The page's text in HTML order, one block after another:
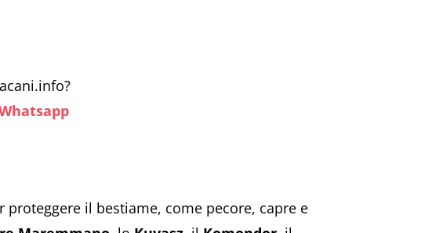
il bestiame, come pecore, capre e